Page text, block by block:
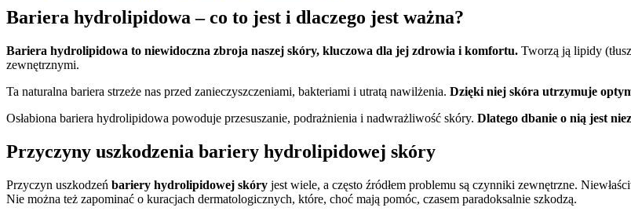
Bariera hydrolipidowa – co to jest i dlaczego jest ważna?
Bariera hydrolipidowa to niewidoczna zbroja naszej skóry, kluczowa dla jej zdrowia i komfortu. Tworzą ją lipidy
zewnętrznymi.
Ta naturalna bariera strzeże nas przed zanieczyszczeniami, bakteriami i utratą nawilżenia. Dzięki niej skóra utrzymuje
Osłabiona bariera hydrolipidowa powoduje przesuszanie, podrażnienia i nadwrażliwość skóry. Dlatego dbanie o nią jest
Przyczyny uszkodzenia bariery hydrolipidowej skóry
Przyczyn uszkodzeń bariery hydrolipidowej skóry jest wiele, a często źródłem problemu są czynniki zewnętrzne.
Nie można też zapominać o kuracjach dermatologicznych, które, choć mają pomóc, czasem paradoksalnie szkodzą.